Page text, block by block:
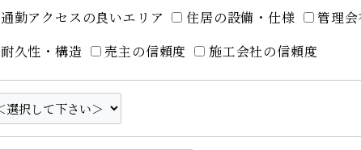
通勤アクセスの良いエリア
住居の設備・仕様
管理
耐久性・構造
売主の信頼度 施工会社の信頼度